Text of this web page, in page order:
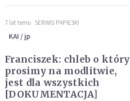
7 lat temu SERWIS PAPIESKI
KAI / jp
Franciszek: chleb o który
prosimy na modlitwie,
jest dla wszystkich
[DOKUMENTACJA]